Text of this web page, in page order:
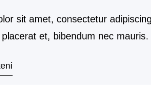
sit amet, consectetur
et, bibendum nec